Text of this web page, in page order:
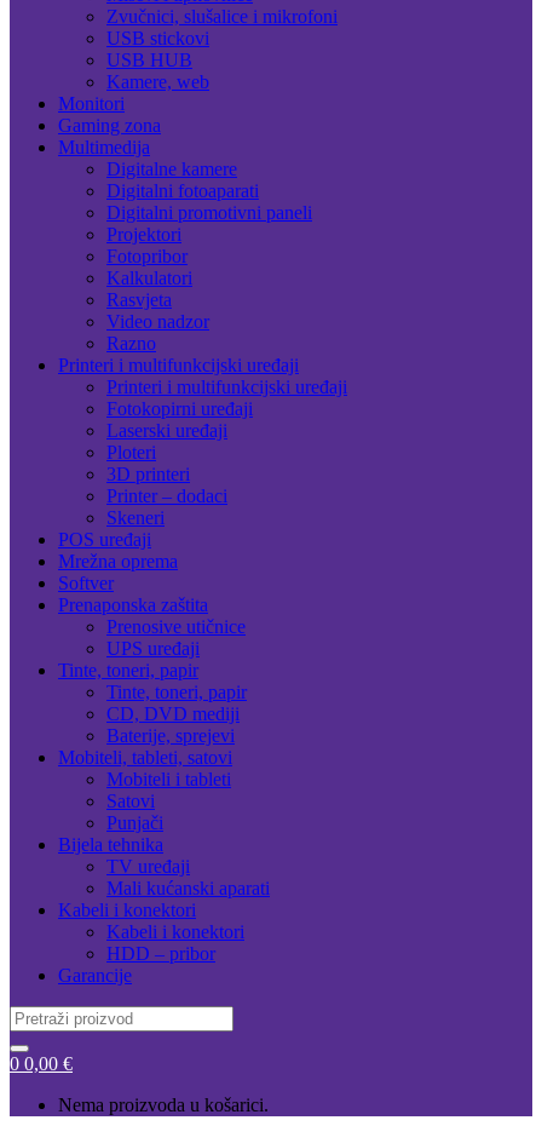
Zvučnici, slušalice i mikrofoni
USB stickovi
USB HUB
Kamere, web
Monitori
Gaming zona
Multimedija
Digitalne kamere
Digitalni fotoaparati
Digitalni promotivni paneli
Projektori
Fotopribor
Kalkulatori
Rasvjeta
Video nadzor
Razno
Printeri i multifunkcijski uređaji
Printeri i multifunkcijski uređaji
Fotokopirni uređaji
Laserski uređaji
Ploteri
3D printeri
Printer – dodaci
Skeneri
POS uređaji
Mrežna oprema
Softver
Prenaponska zaštita
Prenosive utičnice
UPS uređaji
Tinte, toneri, papir
Tinte, toneri, papir
CD, DVD mediji
Baterije, sprejevi
Mobiteli, tableti, satovi
Mobiteli i tableti
Satovi
Punjači
Bijela tehnika
TV uređaji
Mali kućanski aparati
Kabeli i konektori
Kabeli i konektori
HDD – pribor
Garancije
Search
for:
0 0,00 €
Nema proizvoda u košarici.